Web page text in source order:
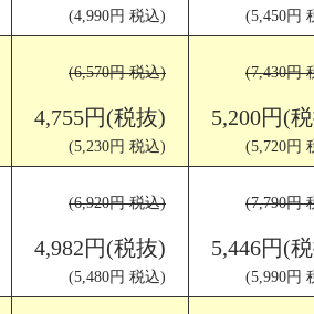
(4,990円 税込) (5,450円
(6,570円 税込)
4,755円(税抜)
(5,230円 税込)
(7,430円
5,200円(
(5,720円
(6,920円 税込)
4,982円(税抜)
(5,480円 税込)
(7,790円
5,446円(
(5,990円